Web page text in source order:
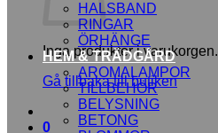
Inga produkter i varukorgen.
Gå tillbaka till butiken
0
HALSBAND
RINGAR
ÖRHÄNGE
HEM & TRÄDGÅRD
AROMALAMPOR
TILLBEHÖR
BELYSNING
BETONG